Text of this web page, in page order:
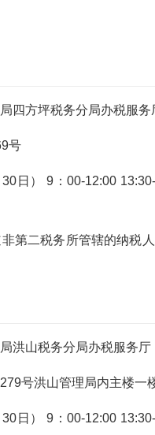
四方坪税务分局办税服务
号
日） 9：00-12:00
第二税务所管辖的纳税
洪山税务分局办税服务厅
号洪山管理局内主楼一
日） 9：00-12:00